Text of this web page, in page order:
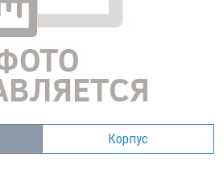
Корпус